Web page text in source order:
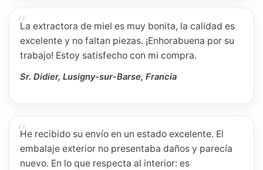
La extractora de miel es muy bonita, la calidad es
excelente y no faltan piezas. ¡Enhorabuena por su
trabajo! Estoy satisfecho con mi compra.
Sr. Didier, Lusigny-sur-Barse, Francia
He recibido su envío en un estado excelente. El
embalaje exterior no presentaba daños y parecía
nuevo. En lo que respecta al interior: es